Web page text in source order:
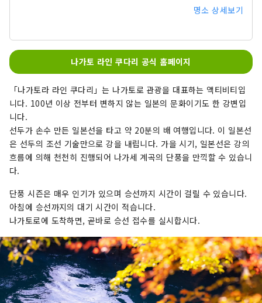
명소 상세보기
나가토 라인 쿠다리 공식 홈페이지
「나가토라 라인 쿠다리」는 나가토로 관광을 대표하는 액티비티입
니다. 100년 이상 전부터 변하지 않는 일본의 문화이기도 한 강변입
니다.
선두가 손수 만든 일본선을 타고 약 20분의 배 여행입니다. 이 일본선
은 선두의 조선 기술만으로 강을 내립니다. 가을 시기, 일본선은 강의
흐름에 의해 천천히 진행되어 나가세 계곡의 단풍을 만끽할 수 있습니
다.
단풍 시즌은 매우 인기가 있으며 승선까지 시간이 걸릴 수 있습니다.
아침에 승선까지의 대기 시간이 적습니다.
나가토로에 도착하면, 곧바로 승선 접수를 실시합시다.